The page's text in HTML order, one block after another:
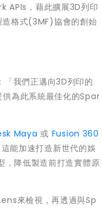
APIs，藉此擴展3D列印
造格式(3MF)協會的創始
我們正邁向3D列印的
為此系統最佳化的Spar
Maya 或 Fusion 360
能加速打造新世代的娛
，降低製造前打造實體原
來檢視，再透過與Sp